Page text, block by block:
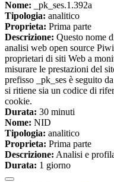
Nome: _pk_ses.1.392a
Tipologia: analitico
Proprieta: Prima parte
Descrizione: Questo nome
analisi web open source
proprietari di siti Web a
misurare le prestazioni del
prefisso _pk_ses è seguito
si ritiene sia un codice di
cookie.
Durata: 30 minuti
Nome: NID
Tipologia: analitico
Proprieta: Prima parte
Descrizione: Analisi e
Durata: 1 giorno